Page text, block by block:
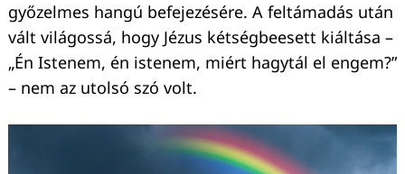
győzelmes hangú befejezésére. A feltámadás után
vált világossá, hogy Jézus kétségbeesett kiáltása –
„Én Istenem, én istenem, miért hagytál el engem?”
– nem az utolsó szó volt.